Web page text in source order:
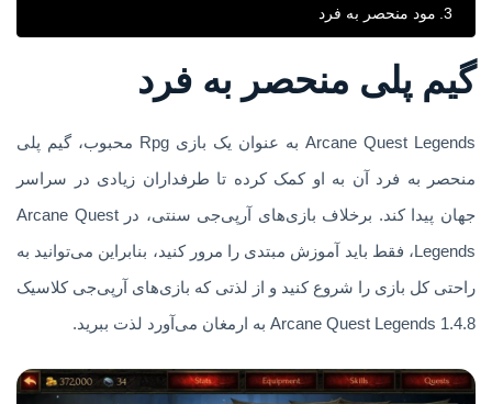
مود منحصر به فرد
گیم پلی منحصر به فرد
Arcane Quest Legends به عنوان یک بازی Rpg محبوب، گیم پلی
منحصر به فرد آن به او کمک کرده تا طرفداران زیادی در سراسر
جهان پیدا کند. برخلاف بازی‌های آرپی‌جی سنتی، در Arcane Quest
Legends، فقط باید آموزش مبتدی را مرور کنید، بنابراین می‌توانید به
راحتی کل بازی را شروع کنید و از لذتی که بازی‌های آرپی‌جی کلاسیک
Arcane Quest Legends 1.4.8 به ارمغان می‌آورد لذت ببرید.